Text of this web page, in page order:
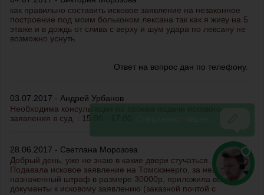
как правильно составить исковое заявление на незаконное
построение под моим больконом лексана так как я живу на 5
этаже и в дождь от слива с верху и шум удара по лексану не
возможно уснуть
Ответ на вопрос дан по телефону.
03.07.2017 - Андрей Урбанов
Необходима консультация по срокам подачи искового
заявления в суд. : 15:00 - 17:00
28.06.2017 - Светлана Морозова
Добрый день, уже не знаю в какие двери стучаться.
Подавала исковое заявление на Томскэнерго, за незаконно
назначенный штраф в размере 30000р, приложила все
документы к исковому заявлению (заказной почтой с